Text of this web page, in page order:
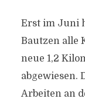
Erst im Juni
Bautzen alle
neue 1,2
abgewiesen.
Arbeiten an